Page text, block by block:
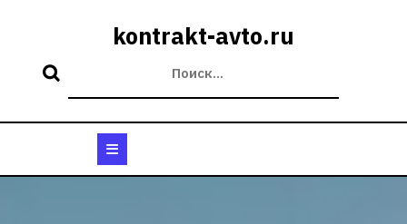
kontrakt-avto.ru